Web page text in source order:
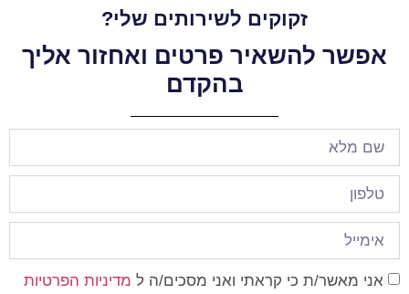
זקוקים לשירותים שלי?
אפשר להשאיר פרטים ואחזור אליך
בהקדם
אני מאשר/ת כי קראתי ואני מסכים/ה ל מדיניות הפרטיות